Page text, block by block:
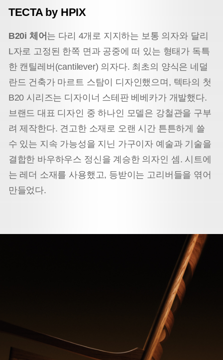
TECTA by HPIX
B20i 체어 는 다리 4개로 지지하는 보통 의자와 달리
L자로 고정된 한쪽 면과 공중에 떠 있는 형태가 독특
한 캔틸레버(cantilever) 의자다. 최초의 양식은 네덜
란드 건축가 마르트 스탐이 디자인했으며, 텍타의 첫
B20 시리즈는 디자이너 스테판 베베카가 개발했다.
브랜드 대표 디자인 중 하나인 모델은 강철관을 구부
려 제작한다. 견고한 소재로 오랜 시간 튼튼하게 쓸
수 있는 지속 가능성을 지닌 가구이자 예술과 기술을
결합한 바우하우스 정신을 계승한 의자인 셈. 시트에
는 레더 소재를 사용했고, 등받이는 고리버들을 엮어
만들었다.